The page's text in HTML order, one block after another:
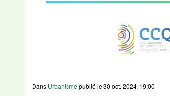
Dans Urbanismepublié le30 oct. 2024, 19:00